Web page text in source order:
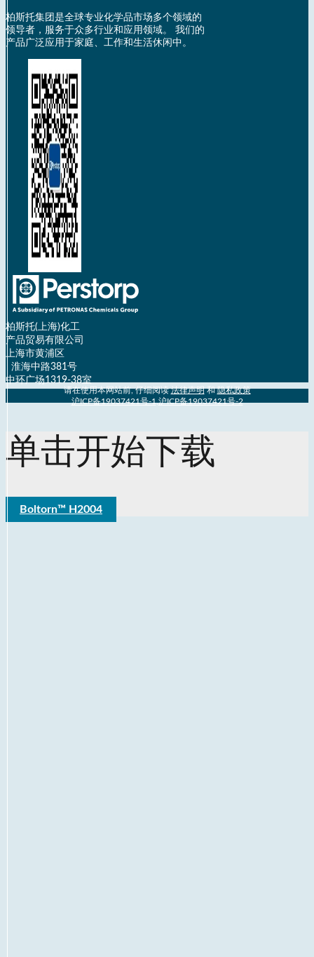
柏斯托集团是全球专业化学品市场多个领域的
领导者，服务于众多行业和应用领域。 我们的
产品广泛应用于家庭、工作和生活休闲中。
柏斯托(上海)化工
产品贸易有限公司
上海市黄浦区
淮海中路381号
中环广场1319-38室
请在使用本网站前, 仔细阅读法律声明和隐私政策
沪ICP备19037421号-1,沪ICP备19037421号-2
单击开始下载
Boltorn™ H2004